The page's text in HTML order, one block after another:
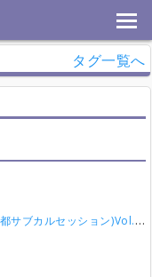
タグ一覧へ
KyotoSubculSession(京都サブカルセッション)Vol.5